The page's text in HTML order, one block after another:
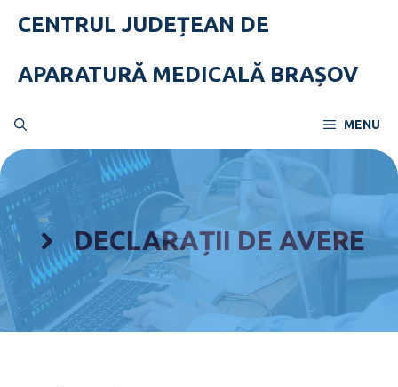
CENTRUL JUDEȚEAN DE
APARATURĂ MEDICALĂ BRAȘOV
MENU
DECLARAȚII DE AVERE